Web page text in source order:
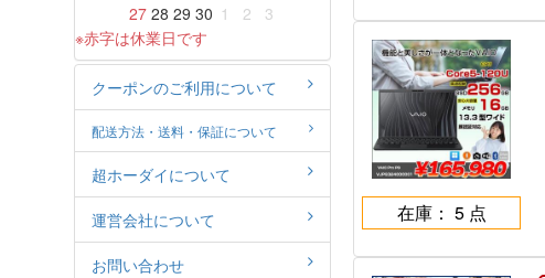
在庫： 5 点
27 28 29 30 1 2
3
※赤字は休業日です
クーポンのご利用について
配送方法・送料・保証について
超ホーダイについて
運営会社について
お問い合わせ